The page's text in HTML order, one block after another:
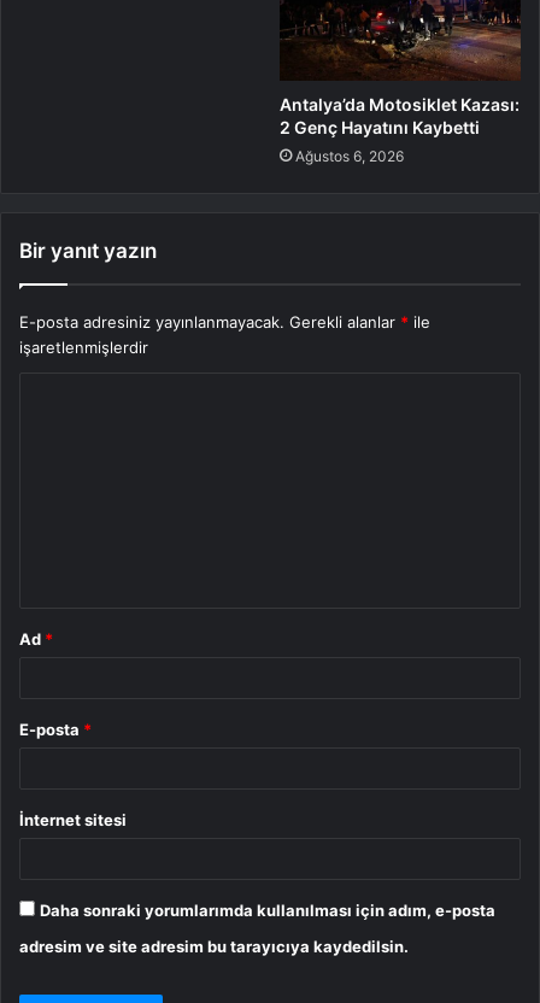
Antalya’da Motosiklet Kazası:
2 Genç Hayatını Kaybetti
Ağustos 6, 2026
Bir yanıt yazın
E-posta adresiniz yayınlanmayacak. Gerekli alanlar * ile
işaretlenmişlerdir
Ad *
E-posta *
İnternet sitesi
Daha sonraki yorumlarımda kullanılması için adım, e-posta
adresim ve site adresim bu tarayıcıya kaydedilsin.